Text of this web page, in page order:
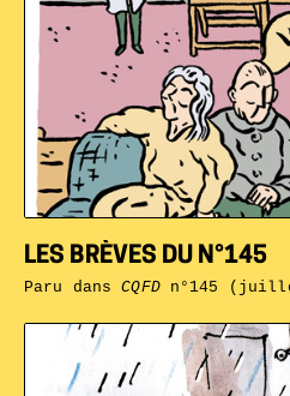
LES BRÈVES DU N°145
Paru dansCQFDn°145